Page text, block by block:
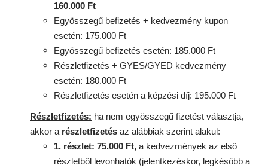
160.000 Ft
Egyösszegű befizetés + kedvezmény kupon
esetén: 175.000 Ft
Egyösszegű befizetés esetén: 185.000 Ft
Részletfizetés + GYES/GYED kedvezmény
esetén: 180.000 Ft
Részletfizetés esetén a képzési díj: 195.000 Ft
Részletfizetés: ha nem egyösszegű fizetést választja,
akkor a részletfizetés az alábbiak szerint alakul:
1. részlet: 75.000 Ft, a kedvezmények az első
részletből levonhatók (jelentkezéskor, legkésőbb a